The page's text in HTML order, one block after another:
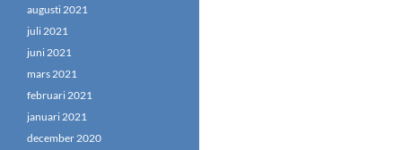
augusti 2021
juli 2021
juni 2021
mars 2021
februari 2021
januari 2021
december 2020